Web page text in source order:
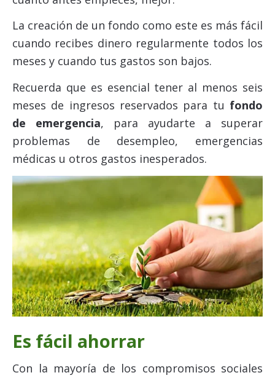
La creación de un fondo como este es más fácil
cuando recibes dinero regularmente todos los
meses y cuando tus gastos son bajos.
Recuerda que es esencial tener al menos seis
meses de ingresos reservados para tu fondo
de emergencia, para ayudarte a superar
problemas de desempleo, emergencias
médicas u otros gastos inesperados.
Es fácil ahorrar
Con la mayoría de los compromisos sociales